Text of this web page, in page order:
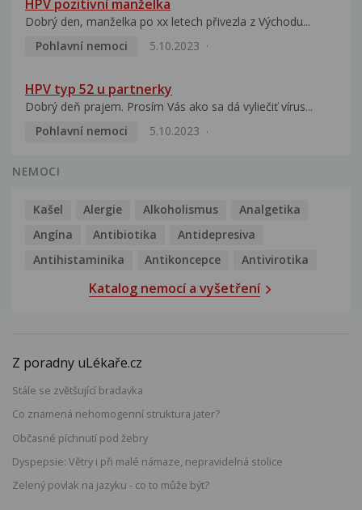
HPV pozitivní manželka
Dobrý den, manželka po xx letech přivezla z Východu...
Pohlavní nemoci
5.10.2023
HPV typ 52 u partnerky
Dobrý deň prajem. Prosím Vás ako sa dá vyliečiť vírus...
Pohlavní nemoci
5.10.2023
NEMOCI
Kašel Alergie Alkoholismus
Analgetika
Angína
Antibiotika
Antidepresiva
Antihistaminika
Antikoncepce Antivirotika
Katalog nemocí a vyšetření
Z poradny uLékaře.cz
Stále se zvětšující bradavka
Co znamená nehomogenní struktura jater?
Občasné píchnutí pod žebry
Dyspepsie: Větry i při malé námaze, nepravidelná stolice
Zelený povlak na jazyku - co to může být?